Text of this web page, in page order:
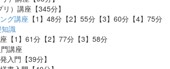
）講座【345分】
グ講座 【1】48分【2】55分【3】60分【4】75分
識
【1】61分【2】77分【3】58分
講座
入門【39分】